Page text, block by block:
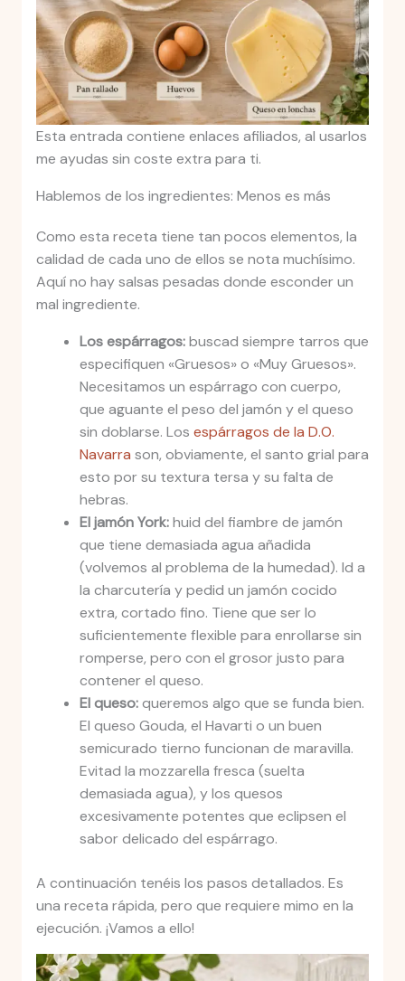
Esta entrada contiene enlaces afiliados, al usarlos
me ayudas sin coste extra para ti.
Hablemos de los ingredientes: Menos es más
Como esta receta tiene tan pocos elementos, la
calidad de cada uno de ellos se nota muchísimo.
Aquí no hay salsas pesadas donde esconder un
mal ingrediente.
Los espárragos:buscad siempre tarros que
especifiquen «Gruesos» o «Muy Gruesos».
Necesitamos un espárrago con cuerpo,
que aguante el peso del jamón y el queso
sin doblarse. Los espárragos de la D.O.
Navarra son, obviamente, el santo grial para
esto por su textura tersa y su falta de
hebras.
El jamón York:huid del fiambre de jamón
que tiene demasiada agua añadida
(volvemos al problema de la humedad). Id a
la charcutería y pedid un jamón cocido
extra, cortado fino. Tiene que ser lo
suficientemente flexible para enrollarse sin
romperse, pero con el grosor justo para
contener el queso.
El queso:queremos algo que se funda bien.
El queso Gouda, el Havarti o un buen
semicurado tierno funcionan de maravilla.
Evitad la mozzarella fresca (suelta
demasiada agua), y los quesos
excesivamente potentes que eclipsen el
sabor delicado del espárrago.
A continuación tenéis los pasos detallados. Es
una receta rápida, pero que requiere mimo en la
ejecución. ¡Vamos a ello!